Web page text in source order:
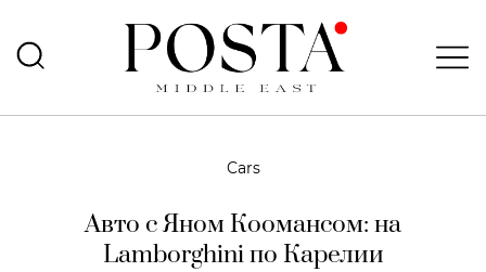
Cars
Авто с Яном Коомансом: на
Lamborghini по Карелии